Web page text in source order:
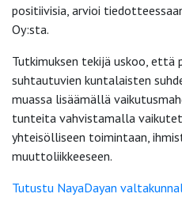
positiivisia, arvioi
Oy:sta.
Tutkimuksen tekijä uskoo, että
suhtautuvien kuntalaisten
muassa lisäämällä
tunteita vahvistamalla
yhteisölliseen toimintaan,
muuttoliikkeeseen.
Tutustu NayaDayan